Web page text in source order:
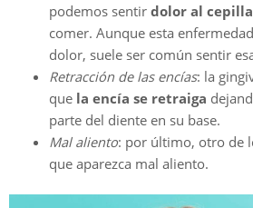
podemos sentir dolor al
comer. Aunque esta
dolor, suele ser común sentir
Retracción de las encías: la
que la encía se retraiga
parte del diente en su base.
Mal aliento: por último, otro de
que aparezca mal aliento.